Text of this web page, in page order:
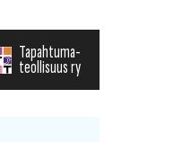
Tapahtuma-
teollisuus ry